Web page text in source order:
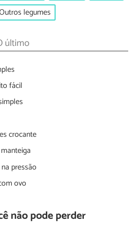
legumes
último
fácil
crocante
pressão
ovo
não pode perder